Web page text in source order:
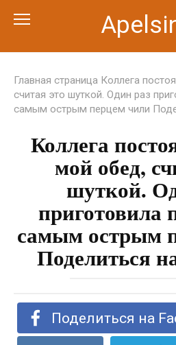
Главная страница Коллега
считая это шуткой. Один раз
самым острым перцем чили
Коллега
мой обед,
шуткой.
приготовила
самым острым
Поделиться
Поделиться на